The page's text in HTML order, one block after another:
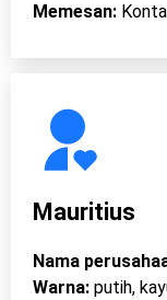
Memesan:
Mauritius
Nama
Warna:putih,